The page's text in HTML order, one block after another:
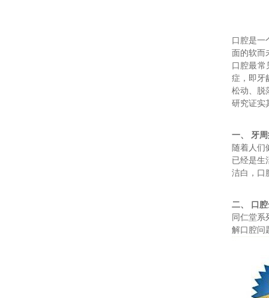
口腔是一
面的软而
口腔最
症，即牙
松动、脱
研究证实
一、 牙
随着人们
已经是生
洁白，口
二、 口
同仁堂
解口腔问